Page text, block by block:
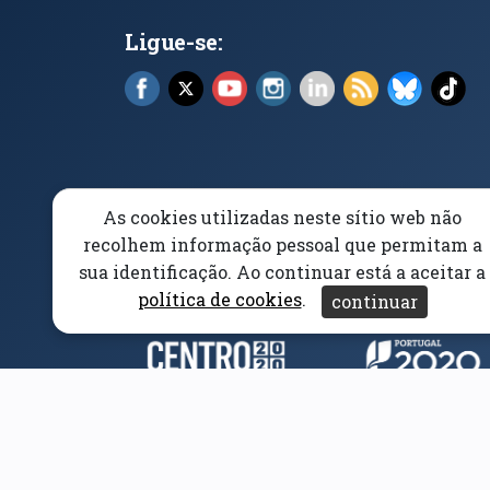
Ligue-se:
Facebook (abre em nova janela)
X (abre em nova janela)
YouTube (abre em nova janela)
Instagram (abre em nova
LinkedIn (abre em
RSS (abre em
Bluesky
Acessibilidade Aviso/Privacidade Proteção
Parceiros e(abre em nova janela)
As cookies utilizadas neste sítio web não
recolhem informação pessoal que permitam a
sua identificação. Ao continuar está a aceitar a
política de cookies. continuar